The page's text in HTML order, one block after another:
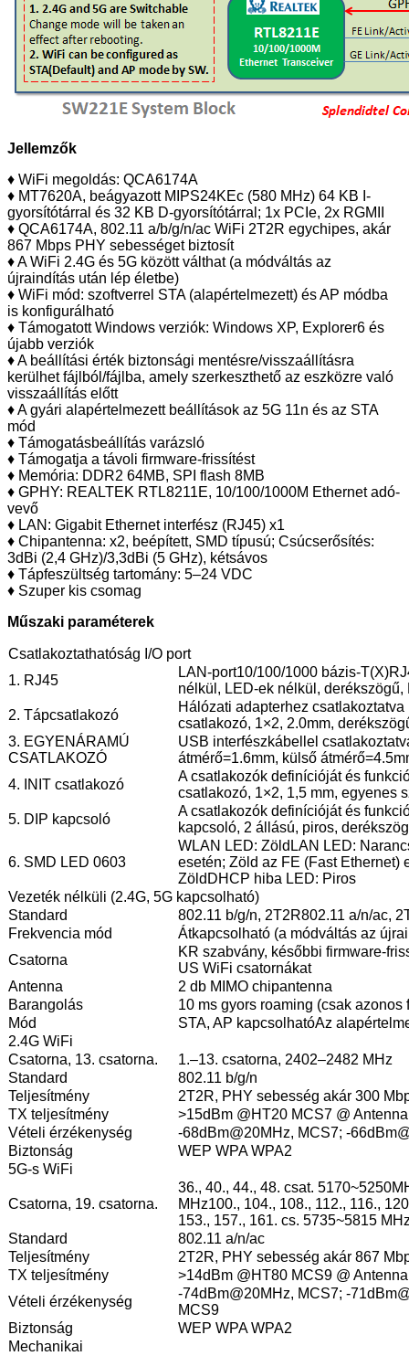
Jellemzők
♦ WiFi megoldás: QCA6174A
♦ MT7620A, beágyazott MIPS24KEc (580 MHz) 64 KB I-
gyorsítótárral és 32 KB D-gyorsítótárral; 1x PCIe, 2x RGMII
♦ QCA6174A, 802.11 a/b/g/n/ac WiFi 2T2R egychipes, akár
867 Mbps PHY sebességet biztosít
♦ A WiFi 2.4G és 5G között válthat (a módváltás az
újraindítás után lép életbe)
♦ WiFi mód: szoftverrel STA (alapértelmezett) és AP módba
is konfigurálható
♦ Támogatott Windows verziók: Windows XP, Explorer6 és
újabb verziók
♦ A beállítási érték biztonsági mentésre/visszaállításra
kerülhet fájlból/fájlba, amely szerkeszthető az eszközre való
visszaállítás előtt
♦ A gyári alapértelmezett beállítások az 5G 11n és az STA
mód
♦ Támogatásbeállítás varázsló
♦ Támogatja a távoli firmware-frissítést
♦ Memória: DDR2 64MB, SPI flash 8MB
♦ GPHY: REALTEK RTL8211E, 10/100/1000M Ethernet adó-
vevő
♦ LAN: Gigabit Ethernet interfész (RJ45) x1
♦ Chipantenna: x2, beépített, SMD típusú; Csúcserősítés:
3dBi (2,4 GHz)/3,3dBi (5 GHz), kétsávos
♦ Tápfeszültség tartomány: 5–24 VDC
♦ Szuper kis csomag
Műszaki paraméterek
Csatlakoztathatóság I/O port
1. RJ45
LAN-port10/100/1000 bázis-T(X)
nélkül, LED-ek nélkül, derékszögű,
2. Tápcsatlakozó
Hálózati adapterhez
csatlakozó, 1×2, 2.0mm,
3. EGYENÁRAMÚ
CSATLAKOZÓ
USB interfészkábellel
átmérő=1.6mm, külső
4. INIT csatlakozó
A csatlakozók definícióját és
csatlakozó, 1×2, 1,5 mm, egyenes
5. DIP kapcsoló
A csatlakozók definícióját és
kapcsoló, 2 állású, piros,
6. SMD LED 0603
WLAN LED: Zöld LAN LED:
esetén; Zöld az FE (Fast Ethernet)
Zöld DHCP hiba LED: Piros
Vezeték nélküli (2.4G, 5G kapcsolható)
Standard
802.11 b/g/n, 2T2R802.11 a/n/ac,
Frekvencia mód
Átkapcsolható (a módváltás az
Csatorna
KR szabvány, későbbi firmware-
US WiFi csatornákat
Antenna
2 db MIMO chipantenna
Barangolás
10 ms gyors roaming (csak
Mód
STA, AP kapcsolhatóAz
2.4G WiFi
Csatorna, 13. csatorna.
1.–13. csatorna, 2402–2482 MHz
Standard
802.11 b/g/n
Teljesítmény
2T2R, PHY sebesség akár 300
TX teljesítmény
>15dBm @HT20 MCS7 @
Vételi érzékenység
-68dBm@20MHz, MCS7; -
Biztonság
WEP WPA WPA2
5G-s WiFi
Csatorna, 19. csatorna.
36., 40., 44., 48. csat.
MHz100., 104., 108., 112., 116.,
153., 157., 161. cs. 5735~5815
Standard
802.11 a/n/ac
Teljesítmény
2T2R, PHY sebesség akár 867
TX teljesítmény
>14dBm @HT80 MCS9 @
Vételi érzékenység
-74dBm@20MHz, MCS7; -
MCS9
Biztonság
WEP WPA WPA2
Mechanikai